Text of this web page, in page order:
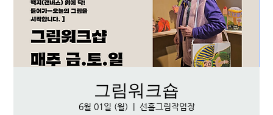
그림워크숍
6월 01일 (월) 선흘그림작업장